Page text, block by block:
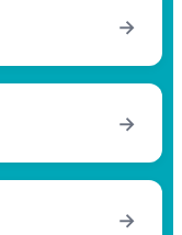
→
→
→